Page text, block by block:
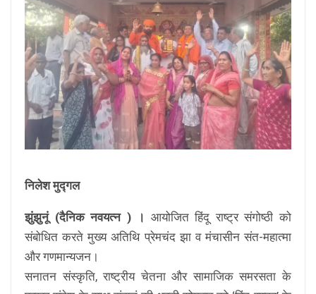
निलेश मुद्गल
झुंझुनूं (दैनिक नवयत्न ) । आयोजित हिंदू राष्ट्र संगोष्ठी को
संबोधित करते मुख्य अतिथि प्रेमचंद झा व मंचासीन संत-महात्मा
और गणमान्यजन।
सनातन संस्कृति, राष्ट्रीय चेतना और सामाजिक समरसता के